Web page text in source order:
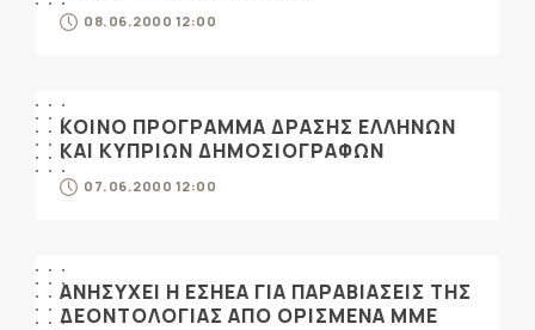
08.06.2000 12:00
ΚΟΙΝΟ ΠΡΟΓΡΑΜΜΑ ΔΡΑΣΗΣ ΕΛΛΗΝΩΝ
ΚΑΙ ΚΥΠΡΙΩΝ ΔΗΜΟΣΙΟΓΡΑΦΩΝ
07.06.2000 12:00
ΑΝΗΣΥΧΕΙ Η ΕΣΗΕΑ ΓΙΑ ΠΑΡΑΒΙΑΣΕΙΣ ΤΗΣ
ΔΕΟΝΤΟΛΟΓΙΑΣ ΑΠΟ ΟΡΙΣΜΕΝΑ ΜΜΕ